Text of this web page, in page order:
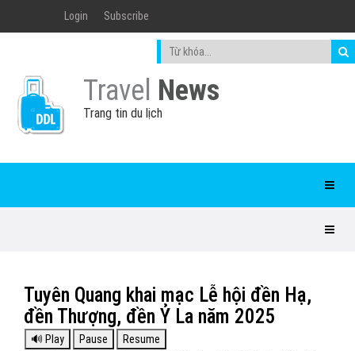
Login Subscribe
Travel News
Trang tin du lịch
Tuyên Quang khai mạc Lễ hội đền Hạ,
đền Thượng, đền Ỷ La năm 2025